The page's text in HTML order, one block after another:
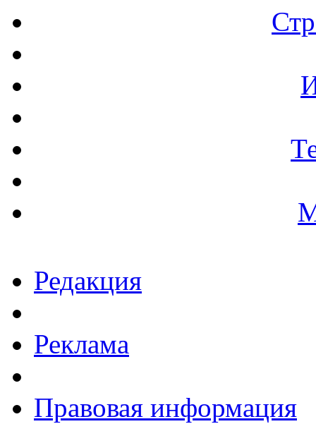
Редакция
Реклама
Правовая информация